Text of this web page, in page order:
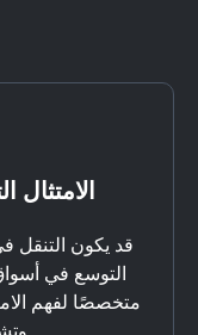
الامتثال
قد يكون التنقل
التوسع في
متخصصًا لفهم